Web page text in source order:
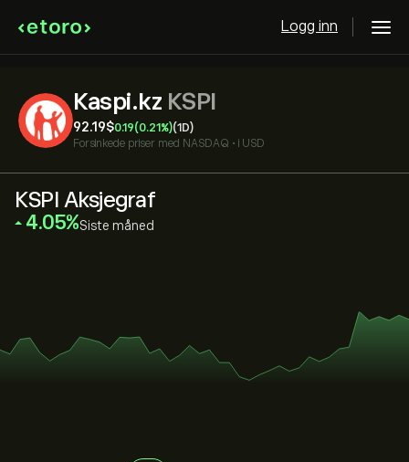
Logg inn
Kaspi.kz KSPI
92.19‎$‎0.19(0.21%)(1D)
Forsinkede priser med NASDAQ • i USD
KSPI Aksjegraf
‎4.05‎ Siste måned